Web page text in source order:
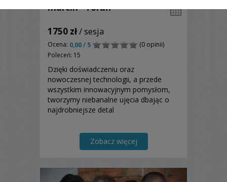
marcin - Toruń
1750 zł/ sesja
Ocena: 0,00 / 5
(0 opinii)
Poleceń: 15
Dzięki doświadczeniu oraz
nowoczesnej technologii, a przede
wszystkim innowacyjnym pomysłom,
tworzymy niebanalne ujęcia dbając o
najdrobniejsze detal
Zobacz więcej